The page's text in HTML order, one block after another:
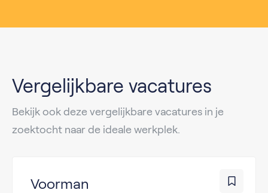
Vergelijkbare vacatures
Bekijk ook deze vergelijkbare vacatures in je
zoektocht naar de ideale werkplek.
Voorman